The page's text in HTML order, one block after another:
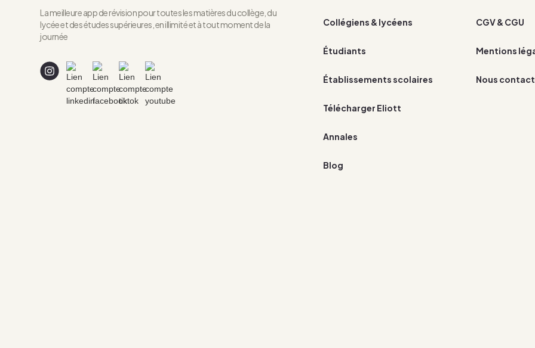
La meilleure app de révision pour toutes les matières du collège, du
lycée et des études supérieures, en illimité et à tout moment de la
journée
Collégiens & lycéens
Étudiants
Établissements scolaires
Télécharger Eliott
Annales
Blog
CGV & CGU
Mentions
Nous